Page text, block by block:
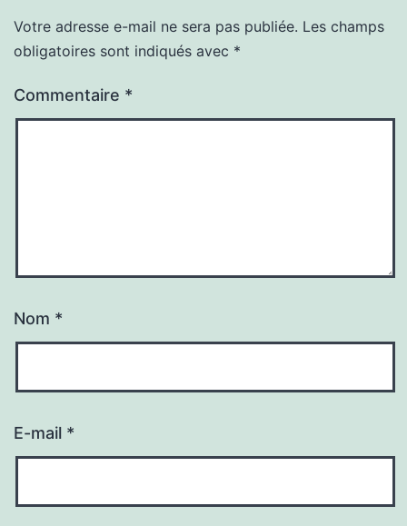
Votre adresse e-mail ne sera pas publiée. Les champs
obligatoires sont indiqués avec *
Commentaire *
Nom *
E-mail *